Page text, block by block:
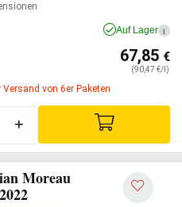
Auf Lager i
67,85 €
(90,47 €/l)
Versand von 6er Paketen
+
Moreau